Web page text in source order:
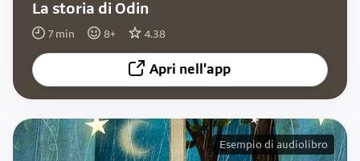
La storia di Odin
7min 8+ 4.38
Apri nell'app
Esempio di audiolibro